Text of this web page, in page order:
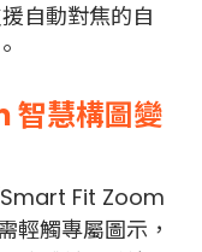
自動對焦的自
智慧構圖變
Smart Fit Zoom
輕觸專屬圖示，